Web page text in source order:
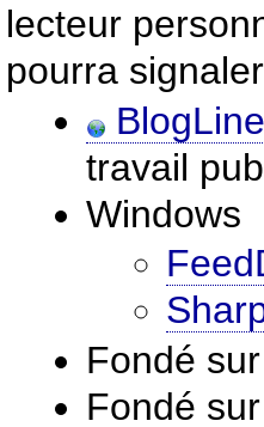
lecteur
pourra
travail
Windows
Fondé
Fondé